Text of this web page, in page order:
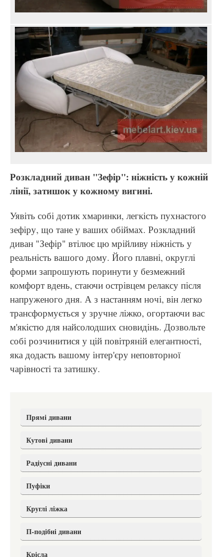
Розкладний диван "Зефір": ніжність у кожній
лінії, затишок у кожному вигині.
Уявіть собі дотик хмаринки, легкість пухнастого
зефіру, що тане у ваших обіймах. Розкладний
диван "Зефір" втілює цю мрійливу ніжність у
реальність вашого дому. Його плавні, округлі
форми запрошують поринути у безмежний
комфорт вдень, стаючи острівцем релаксу після
напруженого дня. А з настанням ночі, він легко
трансформується у зручне ліжко, огортаючи вас
м'якістю для найсолодших сновидінь. Дозвольте
собі розчинитися у цій повітряній елегантності,
яка додасть вашому інтер'єру неповторної
чарівності та затишку.
Прямі дивани
Кутові дивани
Радіусні дивани
Пуфіки
Круглі ліжка
П-подібні дивани
Крісла